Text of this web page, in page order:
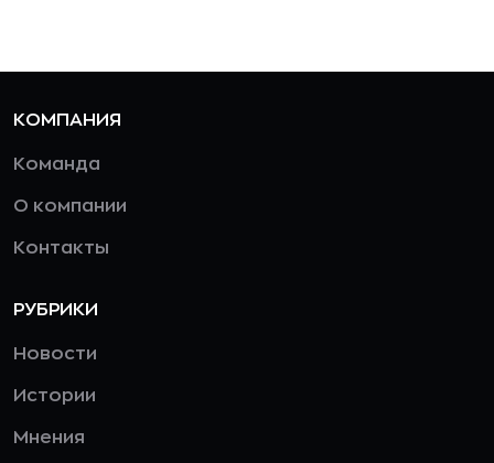
КОМПАНИЯ
Команда
О компании
Контакты
РУБРИКИ
Новости
Истории
Мнения